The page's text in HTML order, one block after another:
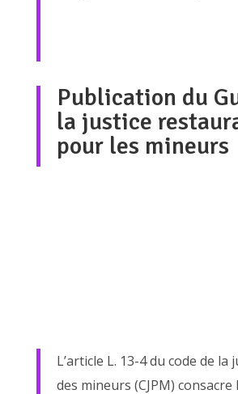
Publication du
la justice
pour les mineurs
L’article L. 13-4 du code de la
des mineurs (CJPM) consacre